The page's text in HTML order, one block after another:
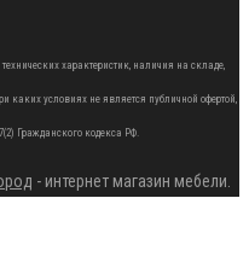
характеристик, наличия на складе,
каких условиях не является публичной офертой,
Гражданского кодекса РФ.
- интернет магазин мебели.